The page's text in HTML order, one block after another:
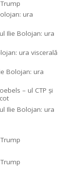
ura
Ilie Bolojan: ura
ura viscerală
Bolojan: ura
– ul CTP şi
Ilie Bolojan: ura